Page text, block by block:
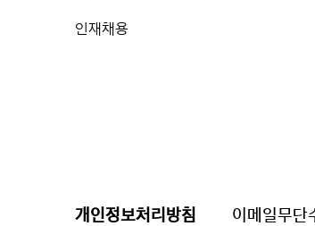
인재채용
개인정보처리방침 이메일무단